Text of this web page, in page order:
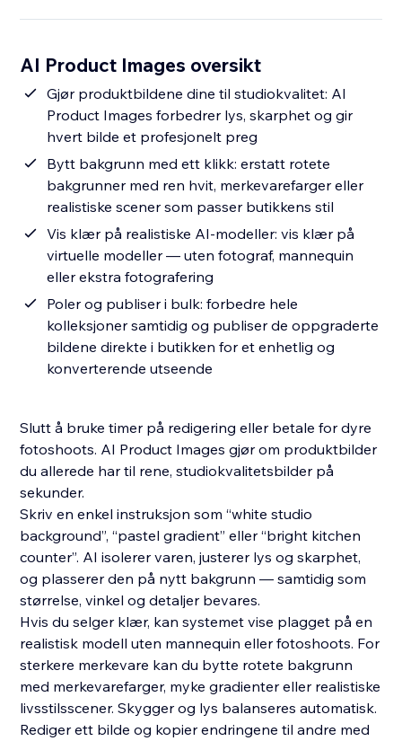
AI Product Images oversikt
Gjør produktbildene dine til studiokvalitet: AI
Product Images forbedrer lys, skarphet og gir
hvert bilde et profesjonelt preg
Bytt bakgrunn med ett klikk: erstatt rotete
bakgrunner med ren hvit, merkevarefarger eller
realistiske scener som passer butikkens stil
Vis klær på realistiske AI-modeller: vis klær på
virtuelle modeller — uten fotograf, mannequin
eller ekstra fotografering
Poler og publiser i bulk: forbedre hele
kolleksjoner samtidig og publiser de oppgraderte
bildene direkte i butikken for et enhetlig og
konverterende utseende
Slutt å bruke timer på redigering eller betale for dyre
fotoshoots. AI Product Images gjør om produktbilder
du allerede har til rene, studiokvalitetsbilder på
sekunder.
Skriv en enkel instruksjon som “white studio
background”, “pastel gradient” eller “bright kitchen
counter”. AI isolerer varen, justerer lys og skarphet,
og plasserer den på nytt bakgrunn — samtidig som
størrelse, vinkel og detaljer bevares.
Hvis du selger klær, kan systemet vise plagget på en
realistisk modell uten mannequin eller fotoshoots. For
sterkere merkevare kan du bytte rotete bakgrunn
med merkevarefarger, myke gradienter eller realistiske
livsstilsscener. Skygger og lys balanseres automatisk.
Rediger ett bilde og kopier endringene til andre med